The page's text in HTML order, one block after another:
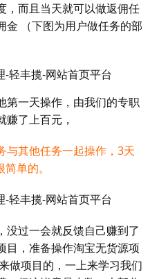
，而且当天就可以做返佣任
金 （下图为用户做任务的部
第一天操作，由我们的专职
了上百元，
与其他任务一起操作，3天
单的。
没过一会就反馈自己赚到了
目，准备操作淘宝无货源项
做项目的，一上来学习我们